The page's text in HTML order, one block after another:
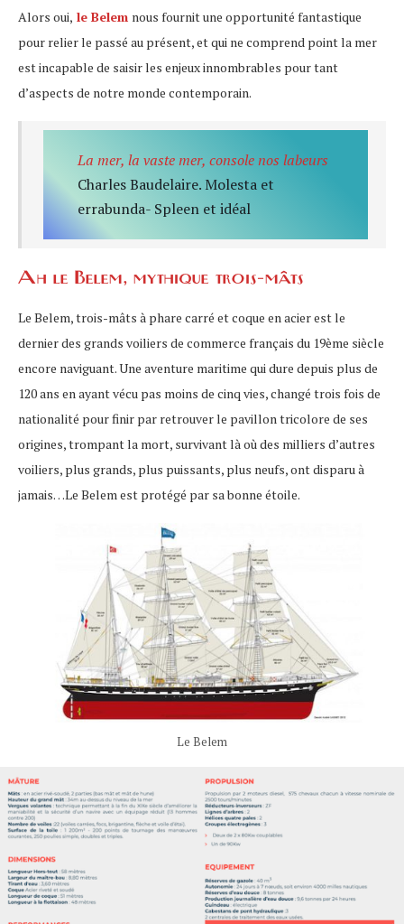
Alors oui, le Belem nous fournit une opportunité fantastique
pour relier le passé au présent, et qui ne comprend point la mer
est incapable de saisir les enjeux innombrables pour tant
d’aspects de notre monde contemporain.
La mer, la vaste mer, console nos labeurs
Charles Baudelaire. Molesta et
errabunda- Spleen et idéal
Ah le Belem, mythique trois-mâts
Le Belem, trois-mâts à phare carré et coque en acier est le
dernier des grands voiliers de commerce français du 19ème siècle
encore naviguant. Une aventure maritime qui dure depuis plus de
120 ans en ayant vécu pas moins de cinq vies, changé trois fois de
nationalité pour finir par retrouver le pavillon tricolore de ses
origines, trompant la mort, survivant là où des milliers d’autres
voiliers, plus grands, plus puissants, plus neufs, ont disparu à
jamais…Le Belem est protégé par sa bonne étoile.
Le Belem